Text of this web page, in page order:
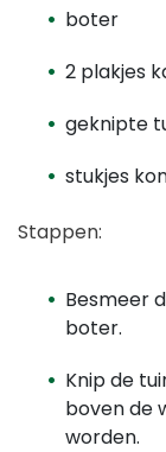
boter
2 plakjes
geknipte
stukjes
Stappen:
Besmeer
boter.
Knip de
boven de
worden.